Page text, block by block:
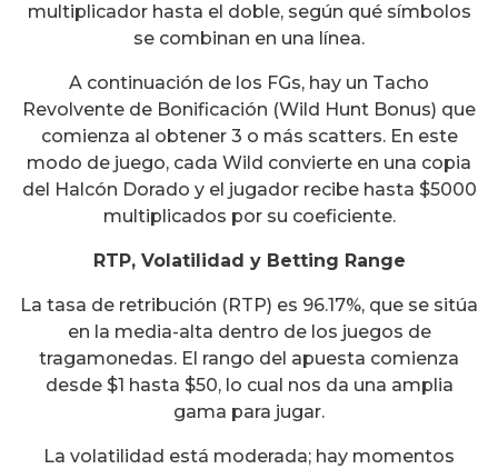
multiplicador hasta el doble, según qué símbolos
se combinan en una línea.
A continuación de los FGs, hay un Tacho
Revolvente de Bonificación (Wild Hunt Bonus) que
comienza al obtener 3 o más scatters. En este
modo de juego, cada Wild convierte en una copia
del Halcón Dorado y el jugador recibe hasta $5000
multiplicados por su coeficiente.
RTP, Volatilidad y Betting Range
La tasa de retribución (RTP) es 96.17%, que se sitúa
en la media-alta dentro de los juegos de
tragamonedas. El rango del apuesta comienza
desde $1 hasta $50, lo cual nos da una amplia
gama para jugar.
La volatilidad está moderada; hay momentos